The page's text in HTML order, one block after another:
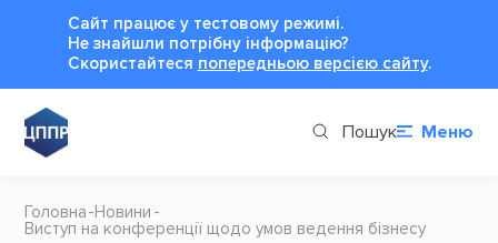
Сайт працює у тестовому режимі.
Не знайшли потрібну інформацію?
Cкористайтеся попередньою версією сайту.
Пошук Меню
Головна Новини
Виступ на конференції щодо умов ведення бізнесу